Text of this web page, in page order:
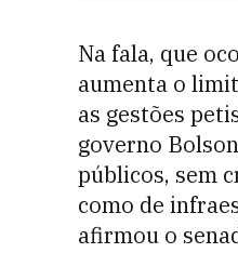
Na fala, que
aumenta o
as gestões
governo
públicos, sem
como de
afirmou o